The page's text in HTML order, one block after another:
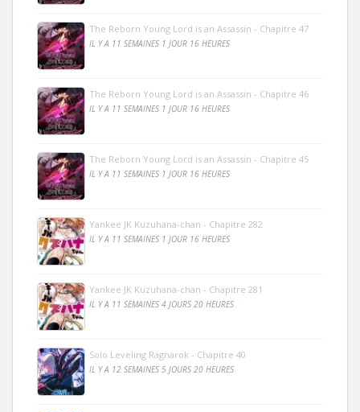
The Reborn Young Lord is an Assassin - Chapitre 47
IL Y A 11 SEMAINES 1 JOUR 16 HEURES
The Reborn Young Lord is an Assassin - Chapitre 46
IL Y A 11 SEMAINES 1 JOUR 16 HEURES
The Reborn Young Lord is an Assassin - Chapitre 45
IL Y A 11 SEMAINES 1 JOUR 16 HEURES
Yankee JK Kuzuhana-chan - Chapitre 282
IL Y A 11 SEMAINES 1 JOUR 16 HEURES
Yankee JK Kuzuhana-chan - Chapitre 281
IL Y A 11 SEMAINES 4 JOURS 20 HEURES
Solo Leveling Ragnarok - Chapitre 40
IL Y A 12 SEMAINES 5 JOURS 20 HEURES